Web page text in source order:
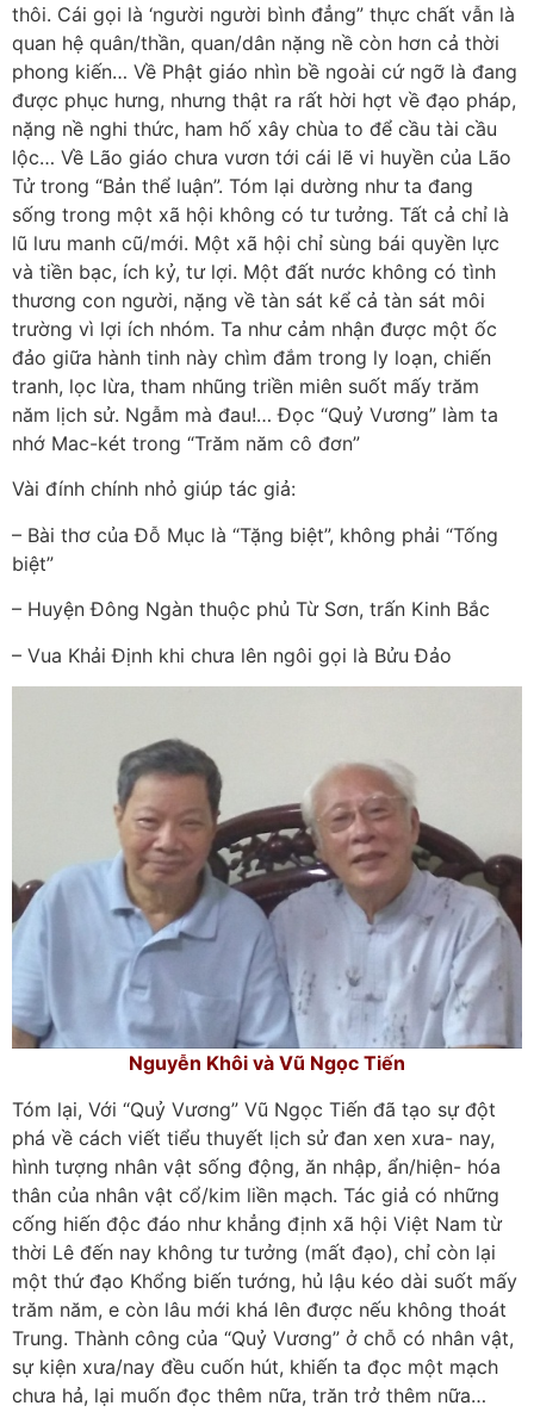
thôi. Cái gọi là ‘người người bình đẳng” thực chất vẫn là
quan hệ quân/thần, quan/dân nặng nề còn hơn cả thời
phong kiến… Về Phật giáo nhìn bề ngoài cứ ngỡ là đang
được phục hưng, nhưng thật ra rất hời hợt về đạo pháp,
nặng nề nghi thức, ham hố xây chùa to để cầu tài cầu
lộc… Về Lão giáo chưa vươn tới cái lẽ vi huyền của Lão
Tử trong “Bản thể luận”. Tóm lại dường như ta đang
sống trong một xã hội không có tư tưởng. Tất cả chỉ là
lũ lưu manh cũ/mới. Một xã hội chỉ sùng bái quyền lực
và tiền bạc, ích kỷ, tư lợi. Một đất nước không có tình
thương con người, nặng về tàn sát kể cả tàn sát môi
trường vì lợi ích nhóm. Ta như cảm nhận được một ốc
đảo giữa hành tinh này chìm đắm trong ly loạn, chiến
tranh, lọc lừa, tham nhũng triền miên suốt mấy trăm
năm lịch sử. Ngẫm mà đau!… Đọc “Quỷ Vương” làm ta
nhớ Mac-két trong “Trăm năm cô đơn”
Vài đính chính nhỏ giúp tác giả:
– Bài thơ của Đỗ Mục là “Tặng biệt”, không phải “Tống
biệt”
– Huyện Đông Ngàn thuộc phủ Từ Sơn, trấn Kinh Bắc
– Vua Khải Định khi chưa lên ngôi gọi là Bửu Đảo
Nguyễn Khôi và Vũ Ngọc Tiến
Tóm lại, Với “Quỷ Vương” Vũ Ngọc Tiến đã tạo sự đột
phá về cách viết tiểu thuyết lịch sử đan xen xưa- nay,
hình tượng nhân vật sống động, ăn nhập, ẩn/hiện- hóa
thân của nhân vật cổ/kim liền mạch. Tác giả có những
cống hiến độc đáo như khẳng định xã hội Việt Nam từ
thời Lê đến nay không tư tưởng (mất đạo), chỉ còn lại
một thứ đạo Khổng biến tướng, hủ lậu kéo dài suốt mấy
trăm năm, e còn lâu mới khá lên được nếu không thoát
Trung. Thành công của “Quỷ Vương” ở chỗ có nhân vật,
sự kiện xưa/nay đều cuốn hút, khiến ta đọc một mạch
chưa hả, lại muốn đọc thêm nữa, trăn trở thêm nữa…